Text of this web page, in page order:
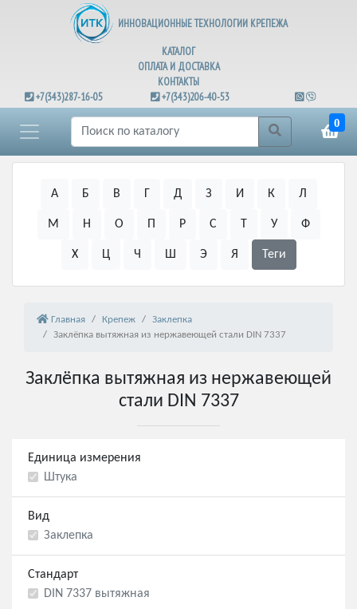
ИННОВАЦИОННЫЕ ТЕХНОЛОГИИ КРЕПЕЖА
КАТАЛОГ
ОПЛАТА И ДОСТАВКА
КОНТАКТЫ
+7(343)287-16-05
+7(343)206-40-53
0
А Б В Г Д З И К Л
М Н О П Р С Т У Ф
Х Ц Ч Ш Э Я Теги
Главная Крепеж
Заклепка
Заклёпка вытяжная из нержавеющей стали DIN 7337
Заклёпка вытяжная из нержавеющей
стали DIN 7337
Единица измерения
Штука
Вид
Заклепка
Стандарт
DIN 7337 вытяжная